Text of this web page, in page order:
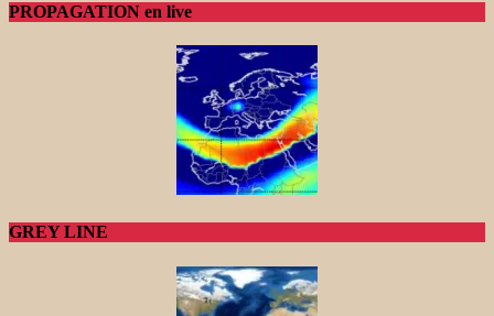
PROPAGATION en live
GREY LINE